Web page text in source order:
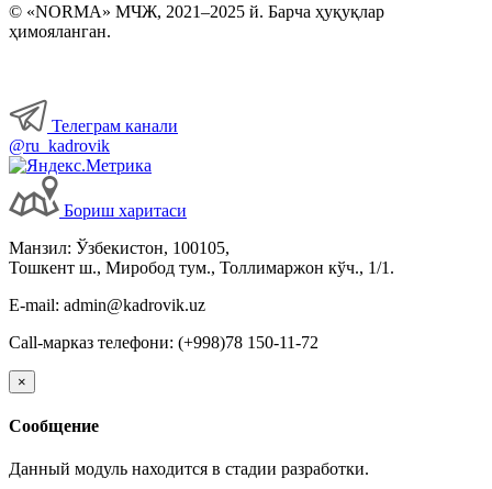
© «NORMA» МЧЖ, 2021–2025 й. Барча ҳуқуқлар
ҳимояланган.
Телеграм канали
@ru_kadrovik
Бориш харитаси
Манзил: Ўзбекистон, 100105,
Тошкент ш., Миробод тум., Толлимаржон кўч., 1/1.
E-mail: admin@kadrovik.uz
Call-марказ телефони: (+998)78 150-11-72
×
Сообщение
Данный модуль находится в стадии разработки.